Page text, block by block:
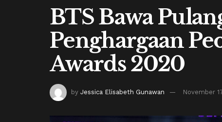
BTS Bawa
Penghargaan
Awards 2020
by Jessica Elisabeth Gunawan November